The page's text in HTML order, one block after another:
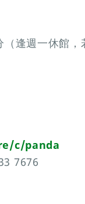
逢週一休館
c/panda
7676